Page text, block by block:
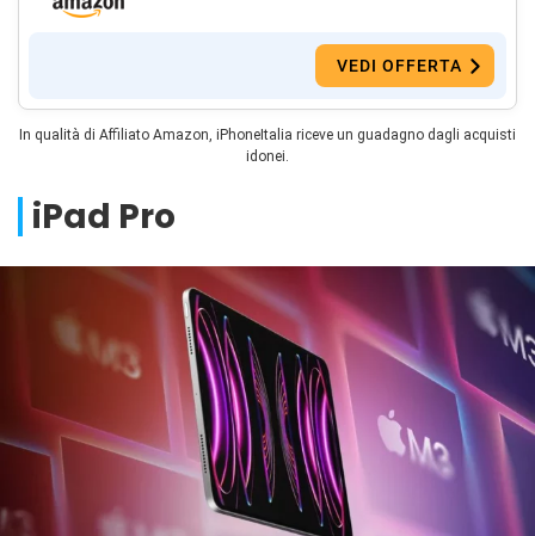
VEDI OFFERTA
In qualità di Affiliato Amazon, iPhoneItalia riceve un guadagno dagli acquisti
idonei.
iPad Pro